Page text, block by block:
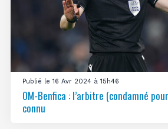
Publié le 16 Avr 2024 à 15h46
OM-Benfica : l’arbitre (condamné
connu